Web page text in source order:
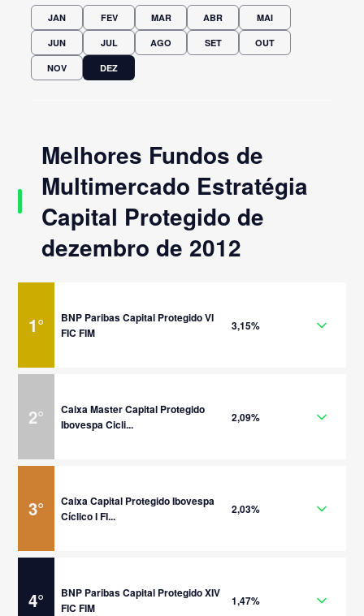
JAN FEV MAR ABR MAI
JUN JUL AGO SET OUT
NOV DEZ
Melhores Fundos de
Multimercado Estratégia
Capital Protegido de
dezembro de 2012
1°
BNP Paribas Capital Protegido VI
FIC FIM
3,15%
2°
Caixa Master Capital Protegido
Ibovespa Cicli...
2,09%
3°
Caixa Capital Protegido Ibovespa
Cíclico I FI...
2,03%
4°
BNP Paribas Capital Protegido XIV
FIC FIM
1,47%